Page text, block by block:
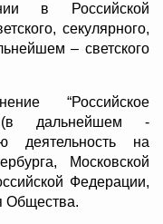
в Российской
секулярного,
– светского
“Российское
(в дальнейшем -
деятельность на
Московской
Федерации,
Общества.